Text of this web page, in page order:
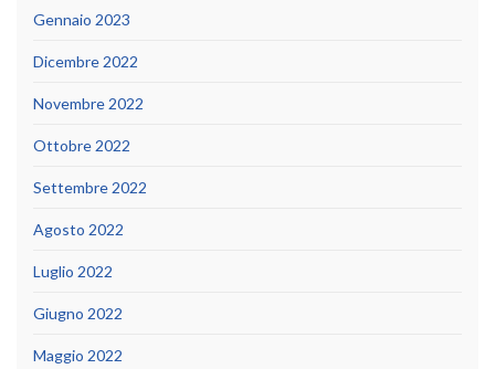
Gennaio 2023
Dicembre 2022
Novembre 2022
Ottobre 2022
Settembre 2022
Agosto 2022
Luglio 2022
Giugno 2022
Maggio 2022